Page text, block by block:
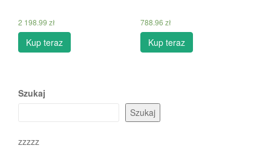
2 198.99 zł
Kup teraz
788.96 zł
Kup teraz
Szukaj
Szukaj
zzzzz